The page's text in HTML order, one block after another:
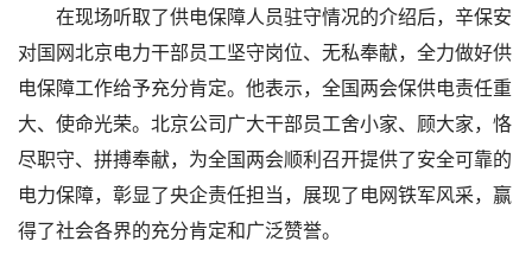
在现场听取了供电保障人员驻守情况的介绍后，辛保安
对国网北京电力干部员工坚守岗位、无私奉献，全力做好供
电保障工作给予充分肯定。他表示，全国两会保供电责任重
大、使命光荣。北京公司广大干部员工舍小家、顾大家，恪
尽职守、拼搏奉献，为全国两会顺利召开提供了安全可靠的
电力保障，彰显了央企责任担当，展现了电网铁军风采，赢
得了社会各界的充分肯定和广泛赞誉。